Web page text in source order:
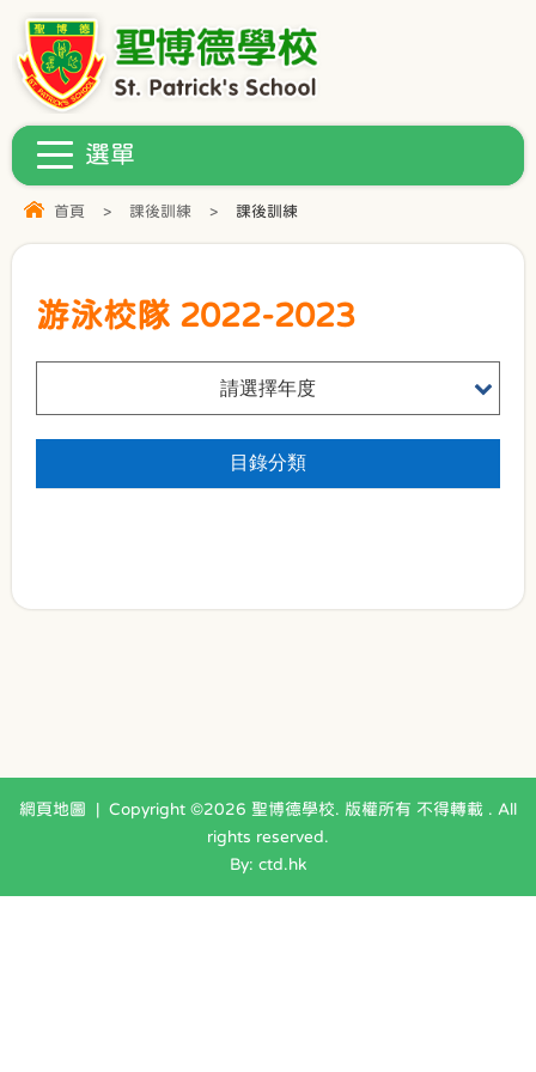
首頁 > 課後訓練 > 課後訓練
游泳校隊 2022-2023
請選擇年度
目錄分類
網頁地圖 | Copyright ©2026 聖博德學校. 版權所有 不得轉載 . All
rights reserved.
By: ctd.hk